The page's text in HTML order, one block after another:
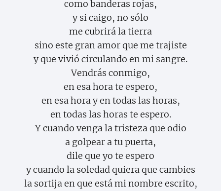
como banderas rojas,
y si caigo, no sólo
me cubrirá la tierra
sino este gran amor que me trajiste
y que vivió circulando en mi sangre.
Vendrás conmigo,
en esa hora te espero,
en esa hora y en todas las horas,
en todas las horas te espero.
Y cuando venga la tristeza que odio
a golpear a tu puerta,
dile que yo te espero
y cuando la soledad quiera que cambies
la sortija en que está mi nombre escrito,